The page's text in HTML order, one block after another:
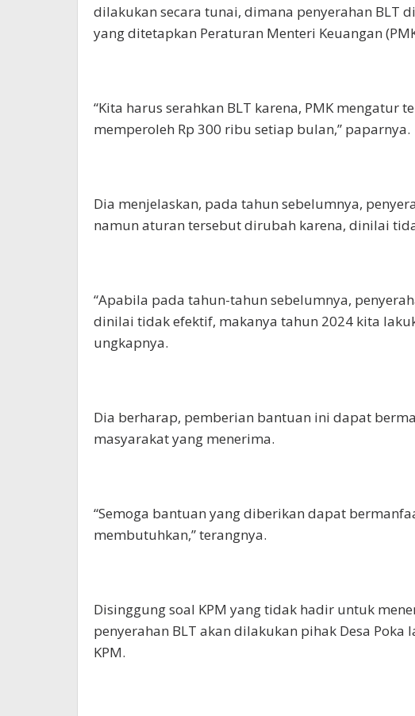
dilakukan secara tunai, dimana penyerahan BLT
yang ditetapkan Peraturan Menteri Keuangan
“Kita harus serahkan BLT karena, PMK mengatur
memperoleh Rp 300 ribu setiap bulan,” paparnya.
Dia menjelaskan, pada tahun sebelumnya,
namun aturan tersebut dirubah karena, dinilai
“Apabila pada tahun-tahun sebelumnya,
dinilai tidak efektif, makanya tahun 2024 kita
ungkapnya.
Dia berharap, pemberian bantuan ini dapat
masyarakat yang menerima.
“Semoga bantuan yang diberikan dapat
membutuhkan,” terangnya.
Disinggung soal KPM yang tidak hadir untuk
penyerahan BLT akan dilakukan pihak Desa
KPM.